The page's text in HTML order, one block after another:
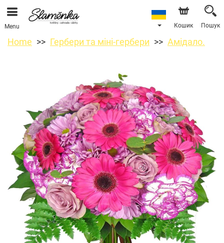
Menu Кошик Пошук
Home Гербери та міні-гербери Амідало.